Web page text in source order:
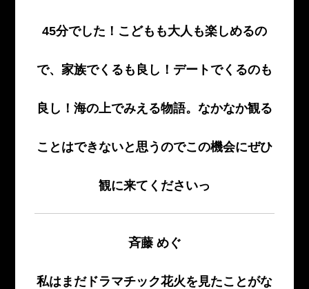
45分でした！こどもも大人も楽しめるの
で、家族でくるも良し！デートでくるのも
良し！海の上でみえる物語。なかなか観る
ことはできないと思うのでこの機会にぜひ
観に来てくださいっ
斉藤 めぐ
私はまだドラマチック花火を見たことがな